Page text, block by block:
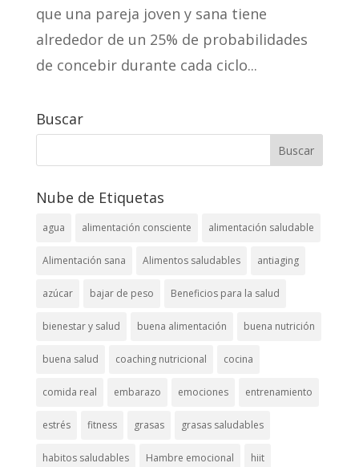
que una pareja joven y sana tiene
alrededor de un 25% de probabilidades
de concebir durante cada ciclo...
Buscar
Nube de Etiquetas
agua alimentación consciente alimentación saludable
Alimentación sana Alimentos saludables antiaging
azúcar bajar de peso Beneficios para la salud
bienestar y salud buena alimentación buena nutrición
buena salud coaching nutricional cocina
comida real embarazo emociones entrenamiento
estrés fitness grasas grasas saludables
habitos saludables Hambre emocional hiit